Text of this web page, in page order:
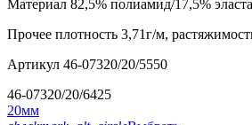
Материал 82,5% полиамид/17,5%
Прочее плотность 3,71г/м,
Артикул 46-07320/20/5550
46-07320/20/6425
20мм